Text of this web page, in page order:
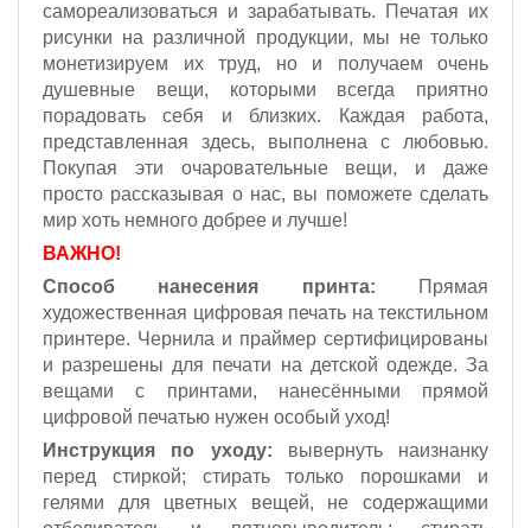
самореализоваться и зарабатывать. Печатая их
рисунки на различной продукции, мы не только
монетизируем их труд, но и получаем очень
душевные вещи, которыми всегда приятно
порадовать себя и близких. Каждая работа,
представленная здесь, выполнена с любовью.
Покупая эти очаровательные вещи, и даже
просто рассказывая о нас, вы поможете сделать
мир хоть немного добрее и лучше!
ВАЖНО!
Способ нанесения принта: Прямая
художественная цифровая печать на текстильном
принтере. Чернила и праймер сертифицированы
и разрешены для печати на детской одежде. За
вещами с принтами, нанесёнными прямой
цифровой печатью нужен особый уход!
Инструкция по уходу: вывернуть наизнанку
перед стиркой; стирать только порошками и
гелями для цветных вещей, не содержащими